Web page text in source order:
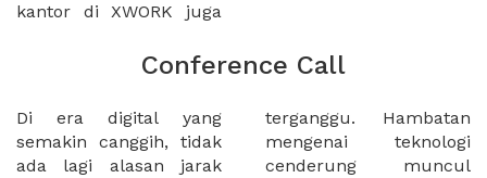
kantor di XWORK juga
Conference Call
Di era digital yang
semakin canggih, tidak
ada lagi alasan jarak
terganggu. Hambatan
mengenai teknologi
cenderung muncul